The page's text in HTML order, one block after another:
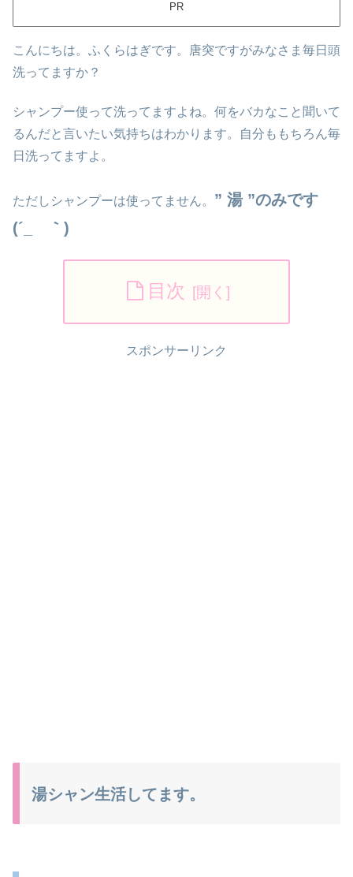
PR
こんにちは。ふくらはぎです。唐突ですがみなさま毎日頭
洗ってますか？
シャンプー使って洗ってますよね。何をバカなこと聞いて
るんだと言いたい気持ちはわかります。自分ももちろん毎
日洗ってますよ。
ただしシャンプーは使ってません。 ” 湯 ”のみです
(´_ゝ｀)
目次
スポンサーリンク
湯シャン生活してます。